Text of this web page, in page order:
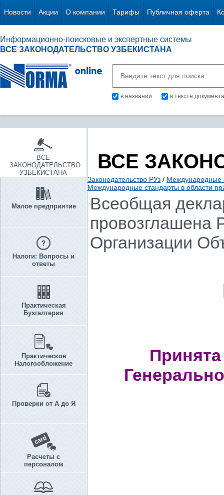
Новости Акции О компании Тарифы Публичная оферта
Информационно-поисковые и экспертные системы
ВСЕ ЗАКОНОДАТЕЛЬСТВО УЗБЕКИСТАНА
в названии в тексте документа
ВСЕ
ЗАКОНОДАТЕЛЬСТВО
УЗБЕКИСТАНА
Малое предприятие
Налоги: Вопросы и
ответы
Практическая
Бухгалтерия
Практическое
Налогообложение
Проверки от А до Я
Расчеты с
персоналом
ВСЕ
Законодательство РУз / Международные
Международные стандарты в области
Всеобщая
провозглашена
Организации